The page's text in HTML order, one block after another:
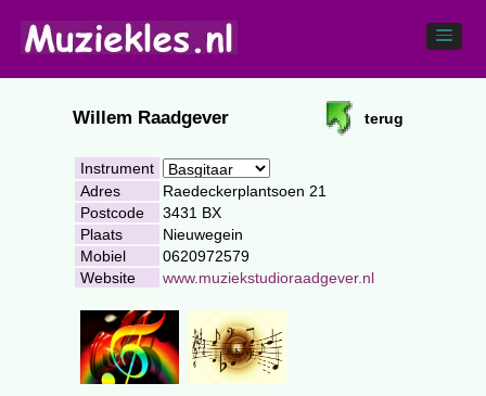
Willem Raadgever terug
Instrument
Adres
Raedeckerplantsoen 21
Postcode
3431 BX
Plaats
Nieuwegein
Mobiel
0620972579
Website
www.muziekstudioraadgever.nl